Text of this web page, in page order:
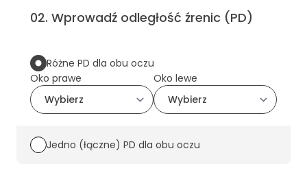
02. Wprowadź odległość źrenic (PD)
Różne PD dla obu oczu
Oko prawe
Oko lewe
Jedno (łączne) PD dla obu oczu